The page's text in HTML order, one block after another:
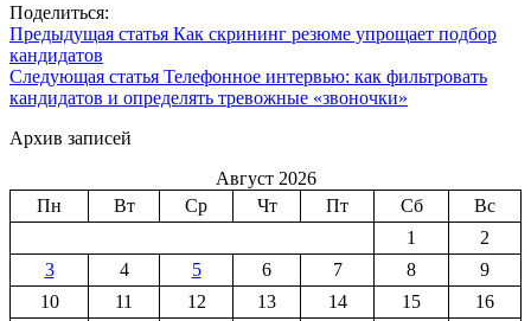
Поделиться:
Предыдущая статья Как скрининг резюме упрощает подбор
кандидатов
Следующая статья Телефонное интервью: как фильтровать
кандидатов и определять тревожные «звоночки»
Архив записей
Август 2026
Пн
Вт Ср Чт Пт Сб
Вс
1
2
3
4 5 6 7 8
9
10
11 12 13 14 15
16